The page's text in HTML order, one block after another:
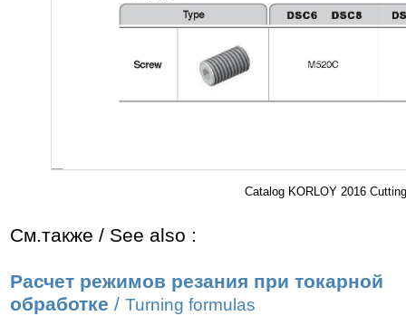
Catalog KORLOY 2016
См.также / See also :
Расчет режимов резания при токарной
обработке / Turning formulas